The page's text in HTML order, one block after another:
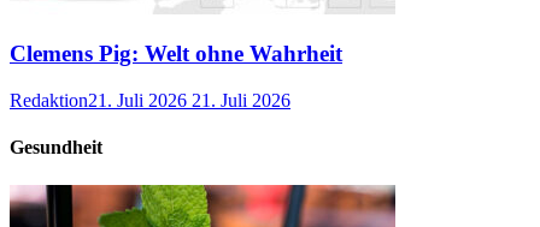
Clemens Pig: Welt ohne Wahrheit
Redaktion21. Juli 2026 21. Juli 2026
Gesundheit